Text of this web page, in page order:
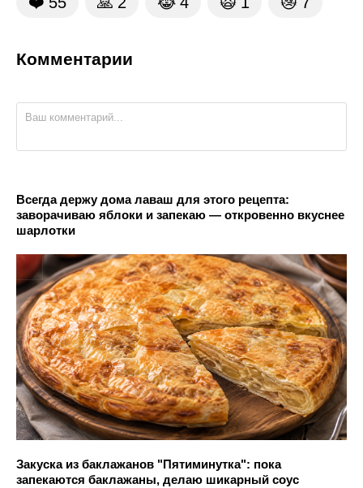
Комментарии
Всегда держу дома лаваш для этого рецепта:
заворачиваю яблоки и запекаю — откровенно вкуснее
шарлотки
Закуска из баклажанов "Пятиминутка": пока
запекаются баклажаны, делаю шикарный соус